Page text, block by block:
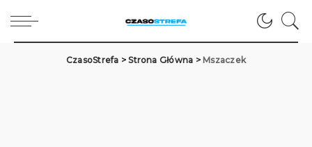
CzasoStrefa >Strona Główna > Mszaczek